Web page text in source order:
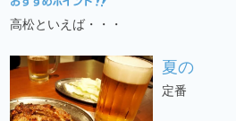
高松といえば・・・
夏の
定番